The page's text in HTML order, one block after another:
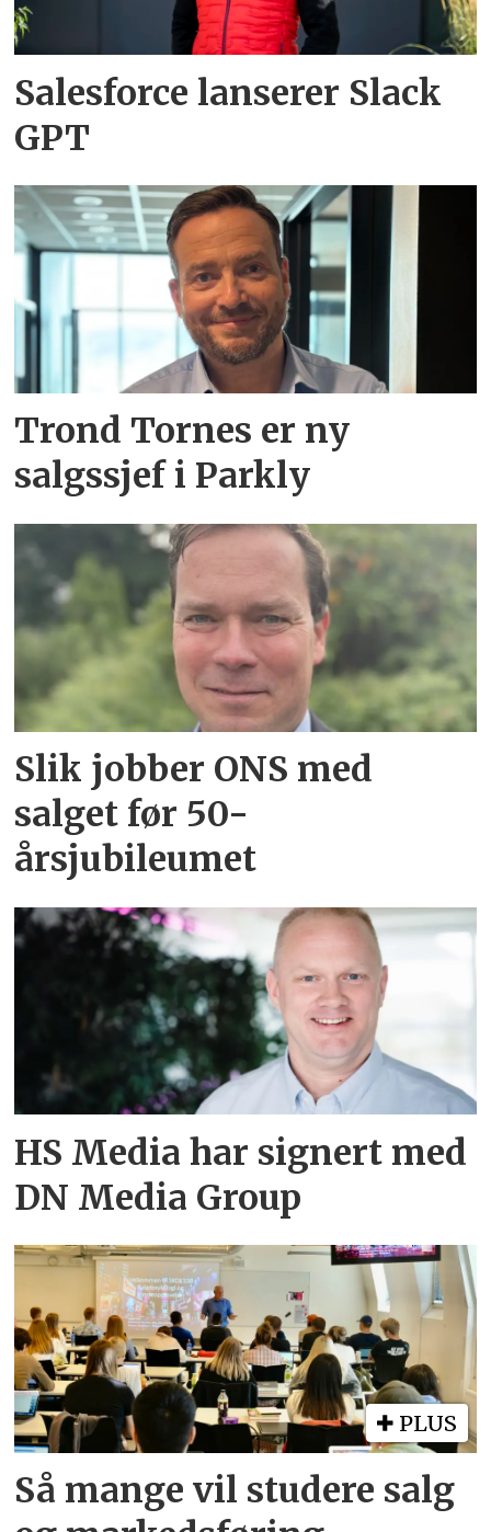
Salesforce lanserer Slack
GPT
Trond Tornes er ny
salgssjef i Parkly
Slik jobber ONS med
salget før 50-
årsjubileumet
HS Media har signert med
DN Media Group
PLUS
Så mange vil studere salg